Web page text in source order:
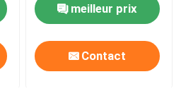
Elight de 1600w 20HZ
meilleur prix
Contact